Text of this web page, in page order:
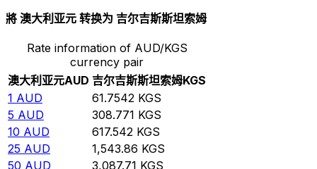
將 澳大利亚元 转换为 吉尔吉斯斯坦索姆
Rate information of AUD/KGS
currency pair
澳大利亚元AUD 吉尔吉斯斯坦索姆KGS
1 AUD 61.7542 KGS
5 AUD 308.771 KGS
10 AUD 617.542 KGS
25 AUD 1,543.86 KGS
50 AUD 3,087.71 KGS